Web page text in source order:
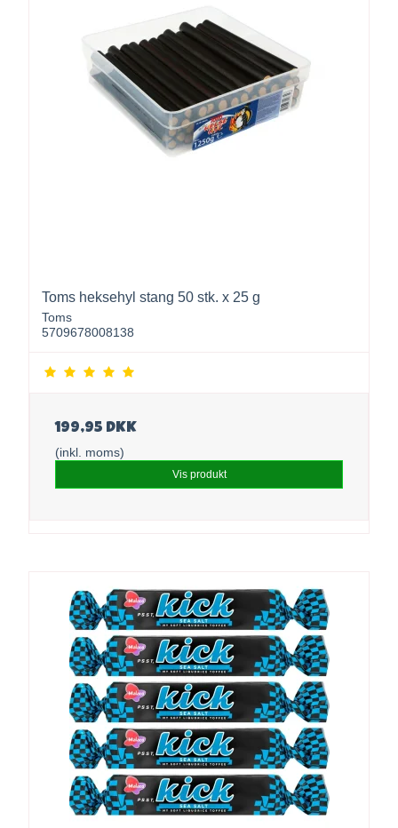
Toms heksehyl stang 50 stk. x 25 g
Toms
5709678008138
199,95 DKK
(inkl. moms)
Vis produkt